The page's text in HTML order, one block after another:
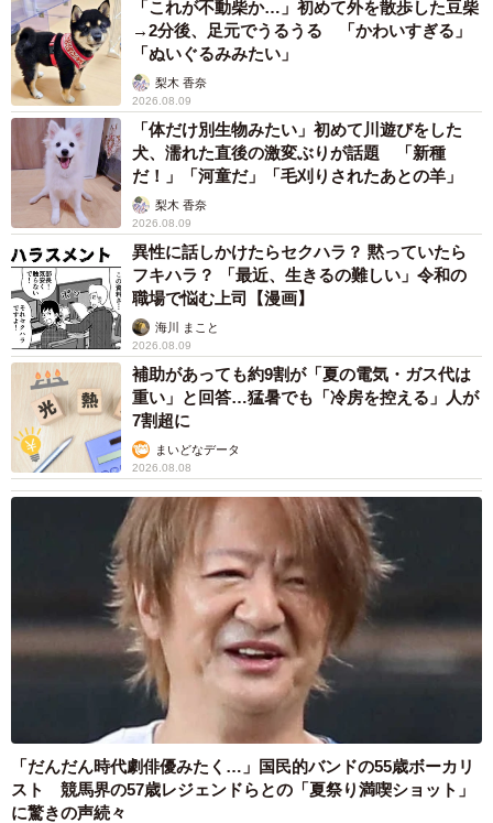
「これが不動柴か…」初めて外を散歩した豆柴
→2分後、足元でうるうる 「かわいすぎる」
「ぬいぐるみみたい」
梨木 香奈
2026.08.09
「体だけ別生物みたい」初めて川遊びをした
犬、濡れた直後の激変ぶりが話題 「新種
だ！」「河童だ」「毛刈りされたあとの羊」
梨木 香奈
2026.08.09
異性に話しかけたらセクハラ？ 黙っていたら
フキハラ？ 「最近、生きるの難しい」令和の
職場で悩む上司【漫画】
海川 まこと
2026.08.09
補助があっても約9割が「夏の電気・ガス代は
重い」と回答…猛暑でも「冷房を控える」人が
7割超に
まいどなデータ
2026.08.08
「だんだん時代劇俳優みたく…」国民的バンドの55歳ボーカリ
スト 競馬界の57歳レジェンドらとの「夏祭り満喫ショット」
に驚きの声続々